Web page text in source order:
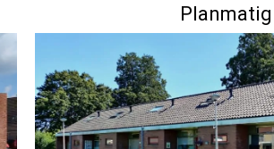
Planmatig